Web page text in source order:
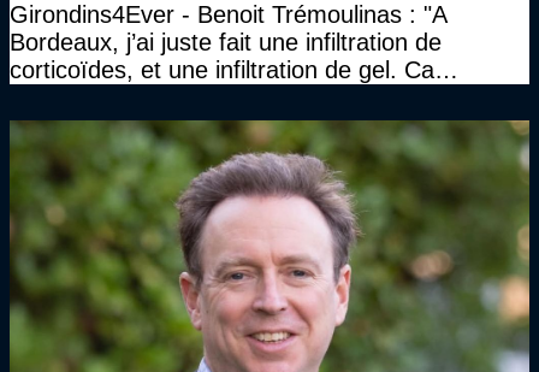
Girondins4Ever - Benoit Trémoulinas : "A
Bordeaux, j’ai juste fait une infiltration de
corticoïdes, et une infiltration de gel. Ca